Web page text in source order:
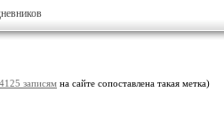
4125 записям на сайте сопоставлена такая метка)